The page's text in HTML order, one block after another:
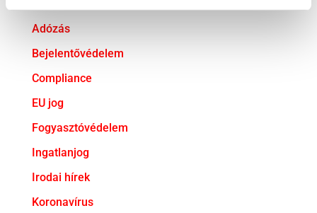
Adatvédelem
Adózás
Bejelentővédelem
Compliance
EU jog
Fogyasztóvédelem
Ingatlanjog
Irodai hírek
Koronavírus